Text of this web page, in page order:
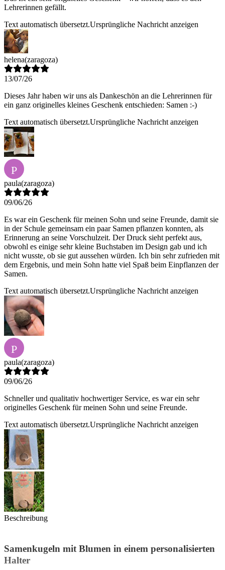
Lehrerinnen gefällt.
Text automatisch übersetzt.Ursprüngliche Nachricht anzeigen
helena(zaragoza)
13/07/26
Dieses Jahr haben wir uns als Dankeschön an die Lehrerinnen für
ein ganz originelles kleines Geschenk entschieden: Samen :-)
Text automatisch übersetzt.Ursprüngliche Nachricht anzeigen
P
paula(zaragoza)
09/06/26
Es war ein Geschenk für meinen Sohn und seine Freunde, damit sie
in der Schule gemeinsam ein paar Samen pflanzen konnten, als
Erinnerung an seine Vorschulzeit. Der Druck sieht perfekt aus,
obwohl es einige sehr kleine Buchstaben im Design gab und ich
nicht wusste, ob sie gut aussehen würden. Ich bin sehr zufrieden mit
dem Ergebnis, und mein Sohn hatte viel Spaß beim Einpflanzen der
Samen.
Text automatisch übersetzt.Ursprüngliche Nachricht anzeigen
P
paula(zaragoza)
09/06/26
Schneller und qualitativ hochwertiger Service, es war ein sehr
originelles Geschenk für meinen Sohn und seine Freunde.
Text automatisch übersetzt.Ursprüngliche Nachricht anzeigen
Beschreibung
Samenkugeln mit Blumen in einem personalisierten
Halter